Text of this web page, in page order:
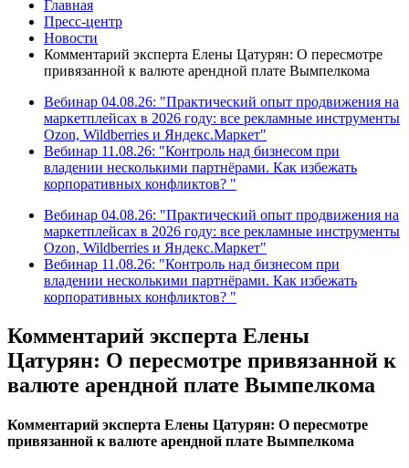
Главная
Пресс-центр
Новости
Комментарий эксперта Елены Цатурян: О пересмотре
привязанной к валюте арендной плате Вымпелкома
Вебинар 04.08.26: "Практический опыт продвижения на
маркетплейсах в 2026 году: все рекламные инструменты
Ozon, Wildberries и Яндекс.Маркет"
Вебинар 11.08.26: "Контроль над бизнесом при
владении несколькими партнёрами. Как избежать
корпоративных конфликтов? "
Вебинар 04.08.26: "Практический опыт продвижения на
маркетплейсах в 2026 году: все рекламные инструменты
Ozon, Wildberries и Яндекс.Маркет"
Вебинар 11.08.26: "Контроль над бизнесом при
владении несколькими партнёрами. Как избежать
корпоративных конфликтов? "
Комментарий эксперта Елены
Цатурян: О пересмотре привязанной к
валюте арендной плате Вымпелкома
Комментарий эксперта Елены Цатурян: О пересмотре
привязанной к валюте арендной плате Вымпелкома